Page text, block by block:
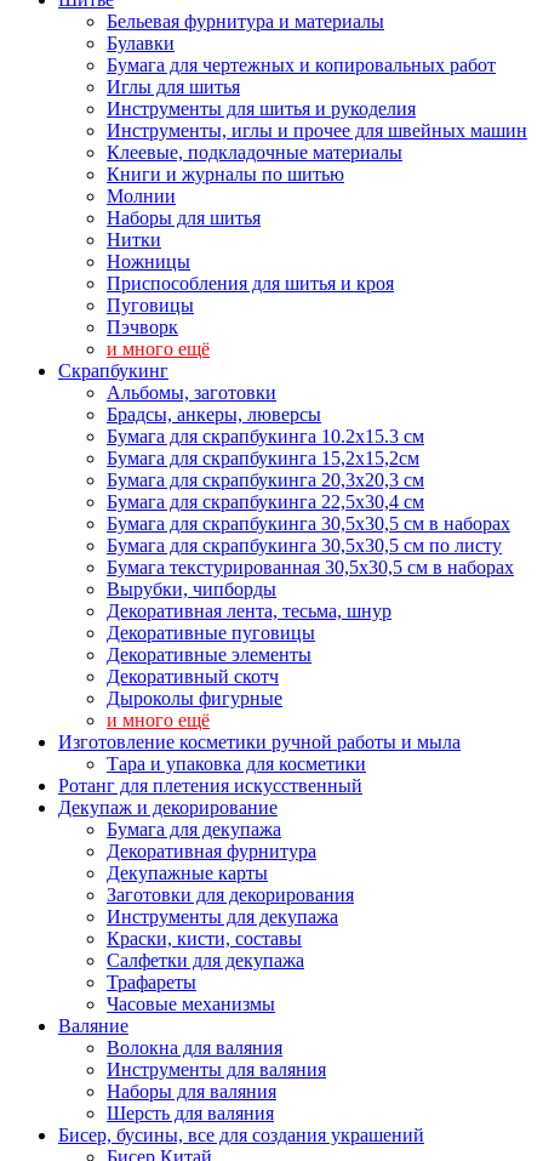
Бельевая фурнитура и материалы
Булавки
Бумага для чертежных и копировальных работ
Иглы для шитья
Инструменты для шитья и рукоделия
Инструменты, иглы и прочее для швейных машин
Клеевые, подкладочные материалы
Книги и журналы по шитью
Молнии
Наборы для шитья
Нитки
Ножницы
Приспособления для шитья и кроя
Пуговицы
Пэчворк
и много ещё
Скрапбукинг
Альбомы, заготовки
Брадсы, анкеры, люверсы
Бумага для скрапбукинга 10.2х15.3 см
Бумага для скрапбукинга 15,2х15,2см
Бумага для скрапбукинга 20,3х20,3 см
Бумага для скрапбукинга 22,5х30,4 см
Бумага для скрапбукинга 30,5х30,5 см в наборах
Бумага для скрапбукинга 30,5х30,5 см по листу
Бумага текстурированная 30,5х30,5 см в наборах
Вырубки, чипборды
Декоративная лента, тесьма, шнур
Декоративные пуговицы
Декоративные элементы
Декоративный скотч
Дыроколы фигурные
и много ещё
Изготовление косметики ручной работы и мыла
Тара и упаковка для косметики
Ротанг для плетения искусственный
Декупаж и декорирование
Бумага для декупажа
Декоративная фурнитура
Декупажные карты
Заготовки для декорирования
Инструменты для декупажа
Краски, кисти, составы
Салфетки для декупажа
Трафареты
Часовые механизмы
Валяние
Волокна для валяния
Инструменты для валяния
Наборы для валяния
Шерсть для валяния
Бисер, бусины, все для создания украшений
Бисер Китай